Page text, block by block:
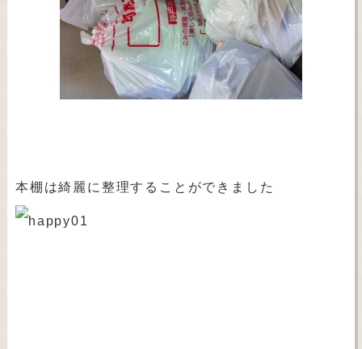
本棚は綺麗に整理することができました